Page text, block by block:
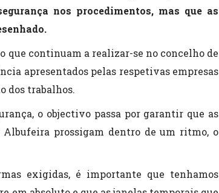
nos procedimentos, mas que as
que continuam a realizar-se no concelho de
apresentados pelas respetivas empresas
dos trabalhos.
o objectivo passa por garantir que as
Albufeira prossigam dentro de um ritmo, o
exigidas, é importante que tenhamos